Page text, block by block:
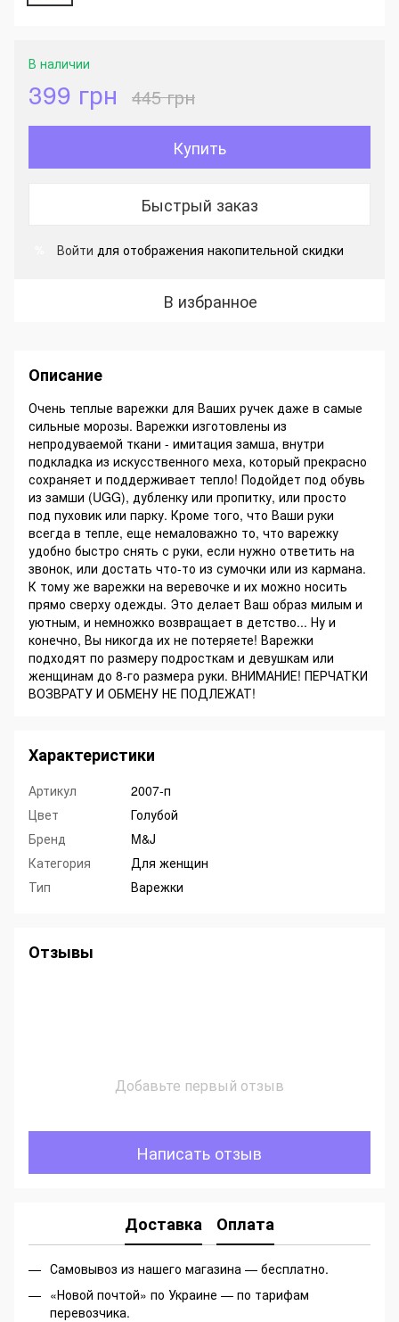
В наличии
399 грн 445 грн
Купить
Быстрый заказ
Войти для отображения накопительной скидки
В избранное
Описание
Очень теплые варежки для Ваших ручек даже в самые
сильные морозы. Варежки изготовлены из
непродуваемой ткани - имитация замша, внутри
подкладка из искусственного меха, который прекрасно
сохраняет и поддерживает тепло! Подойдет под обувь
из замши (UGG), дубленку или пропитку, или просто
под пуховик или парку. Кроме того, что Ваши руки
всегда в тепле, еще немаловажно то, что варежку
удобно быстро снять с руки, если нужно ответить на
звонок, или достать что-то из сумочки или из кармана.
К тому же варежки на веревочке и их можно носить
прямо сверху одежды. Это делает Ваш образ милым и
уютным, и немножко возвращает в детство... Ну и
конечно, Вы никогда их не потеряете! Варежки
подходят по размеру подросткам и девушкам или
женщинам до 8-го размера руки. ВНИМАНИЕ! ПЕРЧАТКИ
ВОЗВРАТУ И ОБМЕНУ НЕ ПОДЛЕЖАТ!
Характеристики
Артикул
2007-п
Цвет
Голубой
Бренд
M&J
Категория
Для женщин
Тип
Варежки
Отзывы
Добавьте первый отзыв
Написать отзыв
Доставка Оплата
Самовывоз из нашего магазина — бесплатно.
«Новой почтой» по Украине — по тарифам
перевозчика.